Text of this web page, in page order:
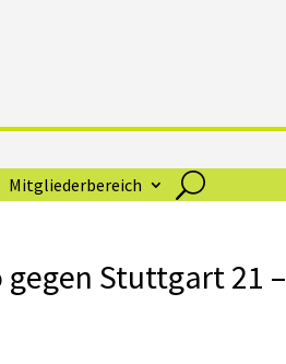
Mitgliederbereich
Stuttgart 21 –